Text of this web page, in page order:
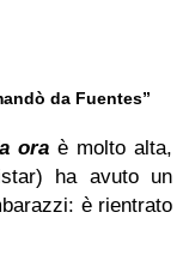
da Fuentes”
oraè molto alta,
ha avuto un
è rientrato